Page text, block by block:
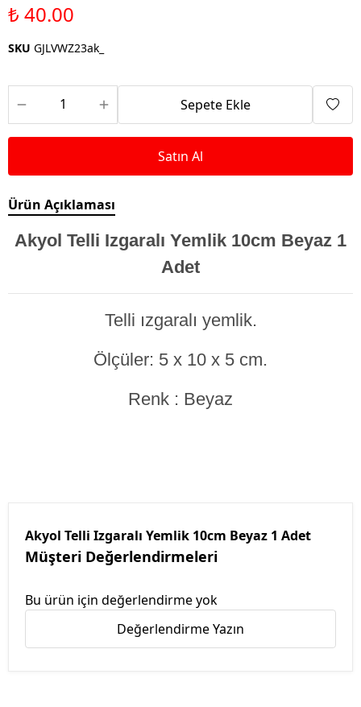
₺ 40.00
SKU GJLVWZ23ak_
Sepete Ekle
Satın Al
Ürün Açıklaması
Akyol Telli Izgaralı Yemlik 10cm Beyaz 1
Adet
Telli ızgaralı yemlik.
Ölçüler: 5 x 10 x 5 cm.
Renk : Beyaz
Akyol Telli Izgaralı Yemlik 10cm Beyaz 1 Adet
Müşteri Değerlendirmeleri
Bu ürün için değerlendirme yok
Değerlendirme Yazın